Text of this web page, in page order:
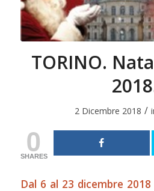
TORINO.
2 Dicembre 2018 /
0
SHARES
Dal 6 al 23 dicembre 2018